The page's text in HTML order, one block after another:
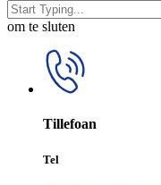
om te sluten
Tillefoan
Tel